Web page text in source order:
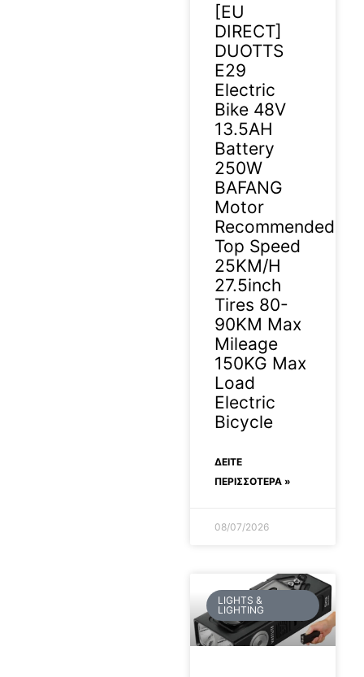
[EU
DIRECT]
DUOTTS
E29
Electric
Bike 48V
13.5AH
Battery
250W
BAFANG
Motor
Recommended
Top Speed
25KM/H
27.5inch
Tires 80-
90KM Max
Mileage
150KG Max
Load
Electric
Bicycle
ΔΕΊΤΕ
ΠΕΡΙΣΣΟΤΕΡΑ »
08/07/2026
LIGHTS &
LIGHTING